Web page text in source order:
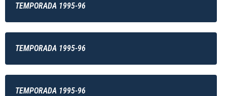
TEMPORADA 1995-96
TEMPORADA 1995-96
TEMPORADA 1995-96